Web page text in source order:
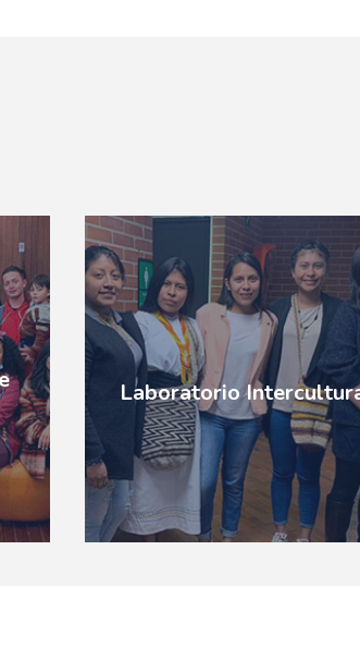
Laboratorio